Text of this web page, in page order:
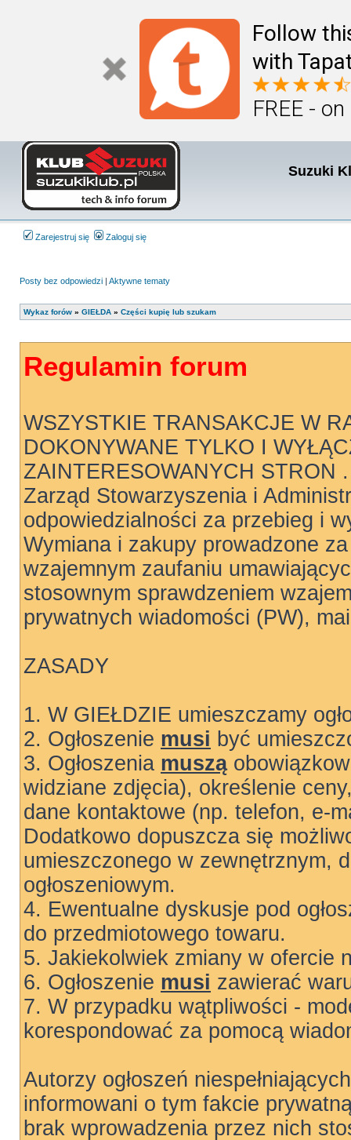
Follow
with
FREE -
Suzuki
Zarejestruj się Zaloguj się
Posty bez odpowiedzi | Aktywne tematy
Wykaz forów » GIEŁDA » Części kupię lub szukam
Regulamin forum
WSZYSTKIE TRANSAKCJE W
DOKONYWANE TYLKO I
ZAINTERESOWANYCH STRON .
Zarząd Stowarzyszenia i
odpowiedzialności za przebieg i
Wymiana i zakupy prowadzone
wzajemnym zaufaniu
stosownym sprawdzeniem
prywatnych wiadomości (PW),
ZASADY
1. W GIEŁDZIE umieszczamy
2. Ogłoszenie musi być
3. Ogłoszenia muszą
widziane zdjęcia), określenie
dane kontaktowe (np. telefon, e-
Dodatkowo dopuszcza się
umieszczonego w zewnętrznym,
ogłoszeniowym.
4. Ewentualne dyskusje pod
do przedmiotowego towaru.
5. Jakiekolwiek zmiany w ofercie
6. Ogłoszenie musi zawierać
7. W przypadku wątpliwości -
korespondować za pomocą
Autorzy ogłoszeń
informowani o tym fakcie
brak wprowadzenia przez nich